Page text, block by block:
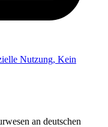
an deutschen